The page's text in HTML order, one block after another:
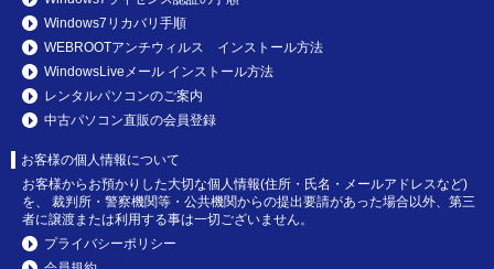
Windows7リカバリ手順
WEBROOTアンチウィルス インストール方法
WindowsLiveメール インストール方法
レンタルパソコンのご案内
中古パソコン直販の会員登録
お客様の個人情報について
お客様からお預かりした大切な個人情報(住所・氏名・メールアドレスなど)
を、 裁判所・警察機関等・公共機関からの提出要請があった場合以外、第三
者に譲渡または利用する事は一切ございません。
プライバシーポリシー